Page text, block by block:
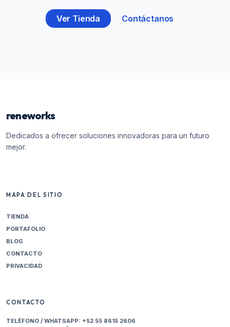
Ver Tienda Contáctanos
reneworks
Dedicados a ofrecer soluciones innovadoras para un futuro
mejor.
MAPA DEL SITIO
TIENDA
PORTAFOLIO
BLOG
CONTACTO
PRIVACIDAD
CONTACTO
TELÉFONO / WHATSAPP: +52 55 8615 2606